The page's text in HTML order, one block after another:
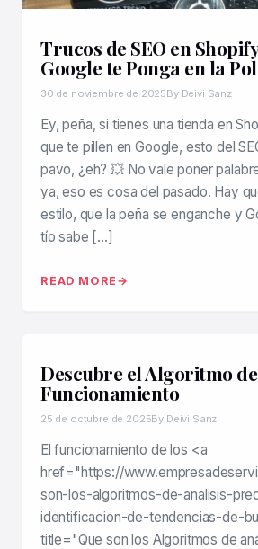
Trucos de SEO en
Google te Ponga en la
30 de noviembre de 2025By Deivi Sanz
Ey, peña, si tienes una tienda en
que te pillen en Google, esto del
pavo, ¿eh? 💥 No vale poner
ya, eso es cosa del pasado. Hay
estilo, que la peña se enganche y
tío sabe […]
READ MORE
Descubre el Algoritmo
Funcionamiento
25 de octubre de 2025By Deivi Sanz
El funcionamiento de los <a
href="https://
son-los-algoritmos-de-analisis-
identificacion-de-tendencias-de-
title="Que son los Algoritmos de